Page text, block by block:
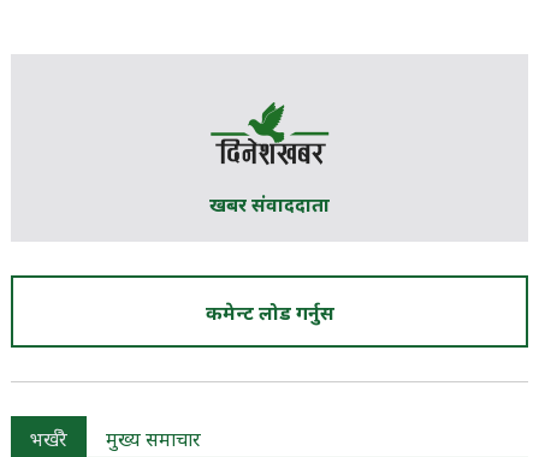
खबर संवाददाता
कमेन्ट लोड गर्नुस
भर्खरै मुख्य समाचार